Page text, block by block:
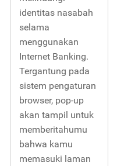
identitas nasabah
selama
menggunakan
Internet Banking.
Tergantung pada
sistem pengaturan
browser, pop-up
akan tampil untuk
memberitahumu
bahwa kamu
memasuki laman